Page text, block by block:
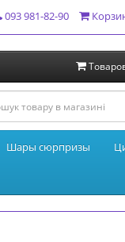
093 981-82-90
Шары сюрпризы